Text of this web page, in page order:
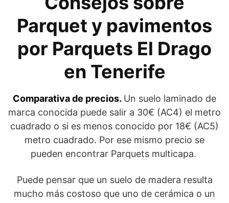
Parquet y pavimentos
por Parquets El Drago
en Tenerife
Comparativa de precios. Un suelo laminado de
marca conocida puede salir a 30€ (AC4) el metro
cuadrado o si es menos conocido por 18€ (AC5)
metro cuadrado. Por ese mismo precio se
pueden encontrar Parquets multicapa.
Puede pensar que un suelo de madera resulta
mucho más costoso que uno de cerámica o un